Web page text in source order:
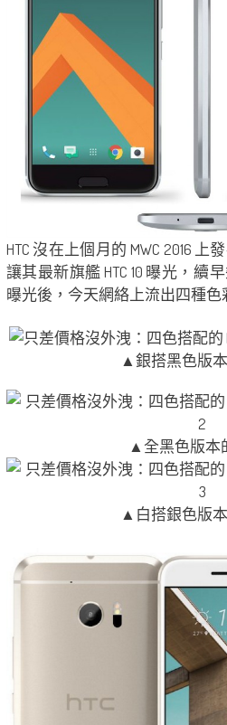
HTC 沒在上個月的 MWC 2016
讓其最新旗艦 HTC 10 曝光，續
曝光後，今天網絡上流出四種色
▲銀搭黑色版本
▲全黑色版本
▲白搭銀色版本